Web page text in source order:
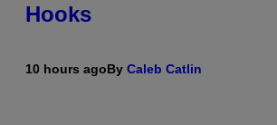
Hooks
10 hours agoBy Caleb Catlin